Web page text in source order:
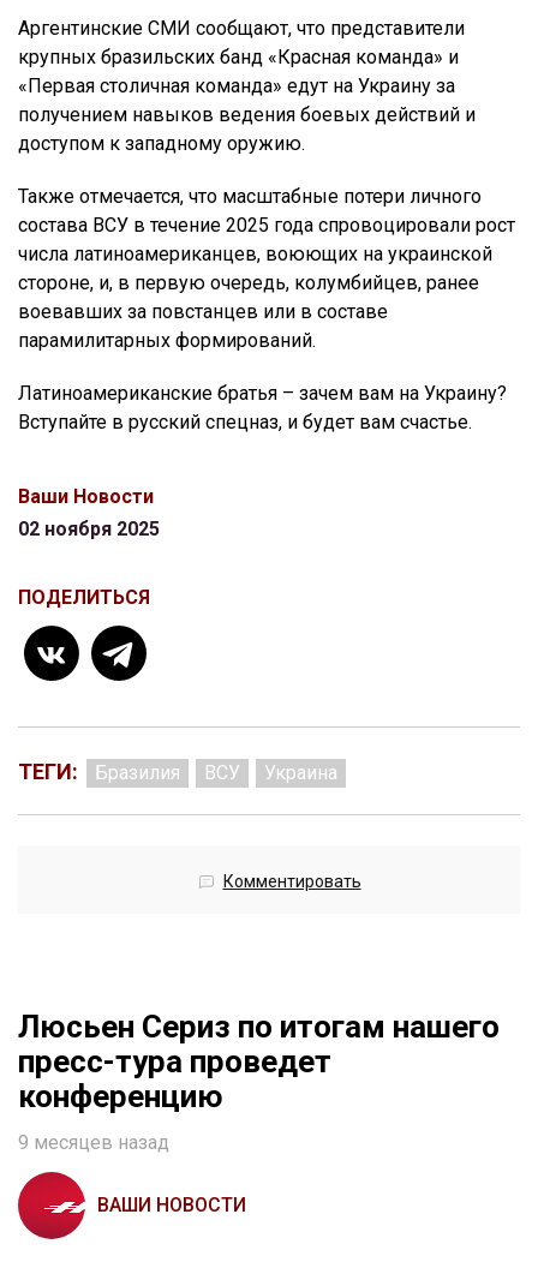
Аргентинские СМИ сообщают, что представители
крупных бразильских банд «Красная команда» и
«Первая столичная команда» едут на Украину за
получением навыков ведения боевых действий и
доступом к западному оружию.
Также отмечается, что масштабные потери личного
состава ВСУ в течение 2025 года спровоцировали рост
числа латиноамериканцев, воюющих на украинской
стороне, и, в первую очередь, колумбийцев, ранее
воевавших за повстанцев или в составе
парамилитарных формирований.
Латиноамериканские братья – зачем вам на Украину?
Вступайте в русский спецназ, и будет вам счастье.
Ваши Новости
02 ноября 2025
ПОДЕЛИТЬСЯ
ТЕГИ: Бразилия ВСУ Украина
Комментировать
Люсьен Сериз по итогам нашего
пресс-тура проведет
конференцию
9 месяцев назад
ВАШИ НОВОСТИ